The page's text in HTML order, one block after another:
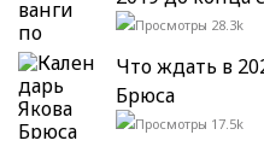
28.3k
Что ждать в
Брюса
17.5k